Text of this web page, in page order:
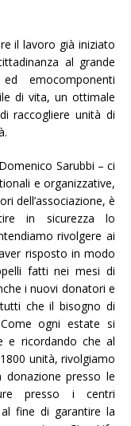
il lavoro già iniziato
al grande
emocomponenti
di vita, un ottimale
raccogliere unità di
Sarubbi – ci
e organizzative,
dell’associazione, è
in sicurezza lo
rivolgere ai
risposto in modo
fatti nei mesi di
i nuovi donatori e
che il bisogno di
ogni estate si
e ricordando che al
unità, rivolgiamo
presso le
presso i centri
fine di garantire la